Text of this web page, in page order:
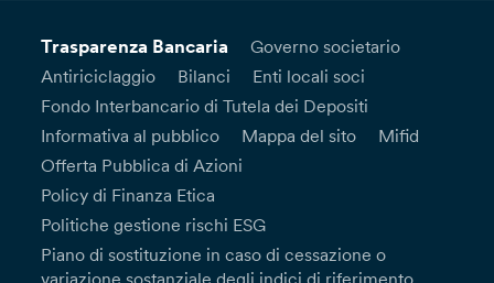
Trasparenza Bancaria
Governo societario
Antiriciclaggio
Bilanci
Enti locali soci
Fondo Interbancario di Tutela dei Depositi
Informativa al pubblico
Mappa del sito
Mifid
Offerta Pubblica di Azioni
Policy di Finanza Etica
Politiche gestione rischi ESG
Piano di sostituzione in caso di cessazione o